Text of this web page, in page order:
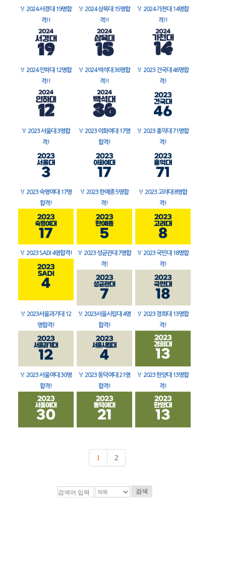
🏅 2024 서경대 19명합
격!!
🏅 2024 삼육대 15명합
격!!
🏅 2024 가천대 14명합
격!!
🏅 2024 인하대 12명합
격!!
🏅 2024 백석대 36명합
격!!
🏅 2023 건국대 46명합
격!
🏅 2023 서울대 3명합
격!
🏅 2023 이화여대 17명
합격!
🏅 2023 홍익대 71명합
격!
🏅 2023 숙명여대 17명
합격!
🏅 2023 한예종 5명합
격!
🏅 2023 고려대 8명합
격!
🏅 2023 SADI 4명합격! 🏅 2023 성균관대 7명합
격!
🏅 2023 국민대 18명합
격!
🏅 2023서울과기대 12
명합격!
🏅 2023서울시립대 4명
합격!
🏅 2023 경희대 13명합
격!
🏅 2023 서울여대 30명
합격!
🏅 2023 동덕여대 21명
합격!
🏅 2023 한양대 13명합
격!
1 2
검색